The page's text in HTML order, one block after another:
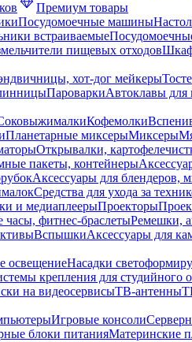
Премиум товары
Посудомоечные машины
встраиваемые
пищевых отходов
хот-дог мейкеры
ПароваркиАвтоклавы для
Кофемолки
Планетарные миксерыМиксеры
Открывалки,
пакеты, контейнеры
Аксессуары для блендеров,
Средства для ухода за
и медиаплеерыПроекторы
фитнес-браслетыРемешки,
ВспышкиАксессуары для
освещениеНасадки
крепления для студийного
на видеосервисыТВ-антенны
Игровые консоли
блоки питанияМатеринские